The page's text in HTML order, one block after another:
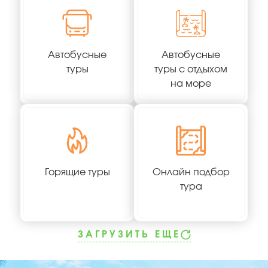
Автобусные
туры
Автобусные
туры с отдыхом
на море
Горящие туры
Онлайн подбор
тура
ЗАГРУЗИТЬ ЕЩЕ